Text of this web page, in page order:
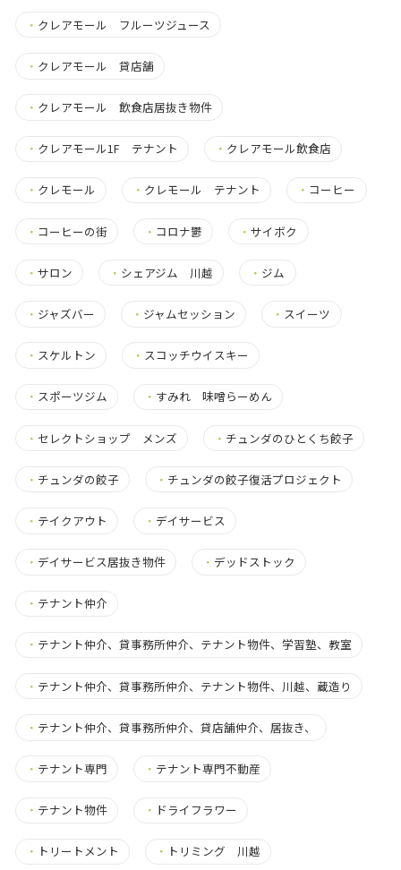
・ クレアモール フルーツジュース
・ クレアモール 貸店舗
・ クレアモール 飲食店居抜き物件
・ クレアモール1F テナント ・ クレアモール飲食店
・ クレモール ・ クレモール テナント ・ コーヒー
・ コーヒーの街 ・ コロナ鬱 ・サイボク
・ サロン ・ シェアジム 川越 ・ ジム
・ ジャズバー ・ ジャムセッション ・ スイーツ
・ スケルトン ・ スコッチウイスキー
・ スポーツジム ・ すみれ 味噌らーめん
・ セレクトショップ メンズ ・ チュンダのひとくち餃子
・ チュンダの餃子 ・ チュンダの餃子復活プロジェクト
・ テイクアウト ・ デイサービス
・ デイサービス居抜き物件 ・ デッドストック
・ テナント仲介
・ テナント仲介、貸事務所仲介、テナント物件、学習塾、教室
・ テナント仲介、貸事務所仲介、テナント物件、川越、蔵造り
・ テナント仲介、貸事務所仲介、貸店舗仲介、居抜き、
・ テナント専門 ・ テナント専門不動産
・ テナント物件 ・ ドライフラワー
・ トリートメント ・ トリミング 川越